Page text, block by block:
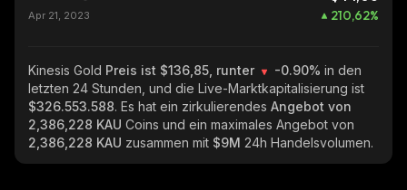
Apr 21, 2023 210,62%
Kinesis Gold Preis ist $136,85, runter -0.90% in den
letzten 24 Stunden, und die Live-Marktkapitalisierung ist
$326.553.588. Es hat ein zirkulierendes Angebot von
2,386,228 KAU Coins und ein maximales Angebot von
2,386,228 KAU zusammen mit $9M 24h Handelsvolumen.